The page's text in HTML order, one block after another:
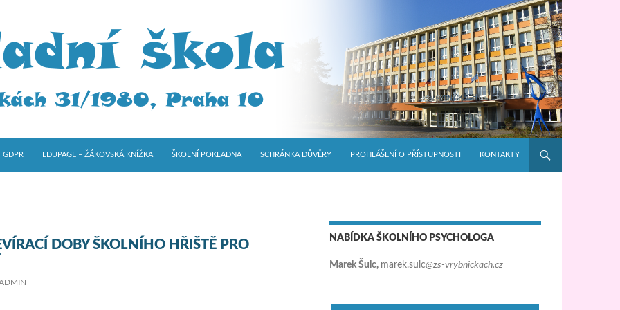
GDPR EDUPAGE – ŽÁKOVSKÁ KNÍŽKA ŠKOLNÍ POKLADNA SCHRÁNKA DŮVĚRY PROHLÁŠENÍ O PŘÍSTUPNOSTI KONTAKTY
DOBY ŠKOLNÍHO HŘIŠTĚ PRO
NABÍDKA ŠKOLNÍHO PSYCHOLOGA
Marek Šulc, marek.sulc@zs-vrybnickach.cz